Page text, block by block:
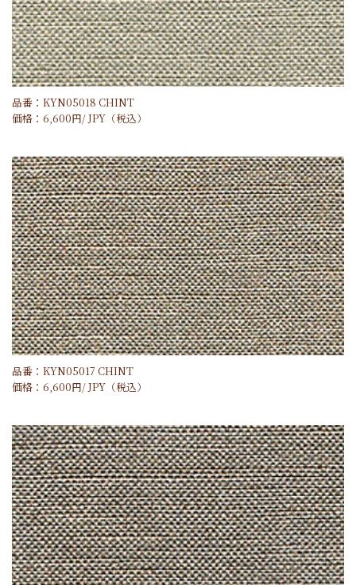
品番：KYN05018 CHINT
価格： 6,600円/JPY （税込）
品番：KYN05017 CHINT
価格： 6,600円/JPY （税込）